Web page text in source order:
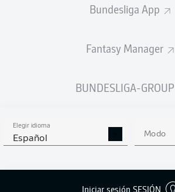
Bundesliga App
Fantasy Manager
BUNDESLIGA-GROUP
Elegir idioma
Español Modo
Iniciar sesión SESIÓN
0.41
(%)
704